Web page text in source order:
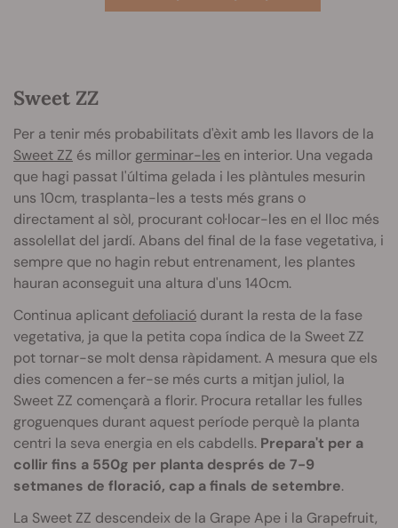
Sweet ZZ
Per a tenir més probabilitats d'èxit amb les llavors de la
Sweet ZZ és millor germinar-les en interior. Una vegada
que hagi passat l'última gelada i les plàntules mesurin
uns 10cm, trasplanta-les a tests més grans o
directament al sòl, procurant col·locar-les en el lloc més
assolellat del jardí. Abans del final de la fase vegetativa, i
sempre que no hagin rebut entrenament, les plantes
hauran aconseguit una altura d'uns 140cm.
Continua aplicant defoliació durant la resta de la fase
vegetativa, ja que la petita copa índica de la Sweet ZZ
pot tornar-se molt densa ràpidament. A mesura que els
dies comencen a fer-se més curts a mitjan juliol, la
Sweet ZZ començarà a florir. Procura retallar les fulles
groguenques durant aquest període perquè la planta
centri la seva energia en els cabdells. Prepara't per a
collir fins a 550g per planta després de 7-9
setmanes de floració, cap a finals de setembre.
La Sweet ZZ descendeix de la Grape Ape i la Grapefruit,